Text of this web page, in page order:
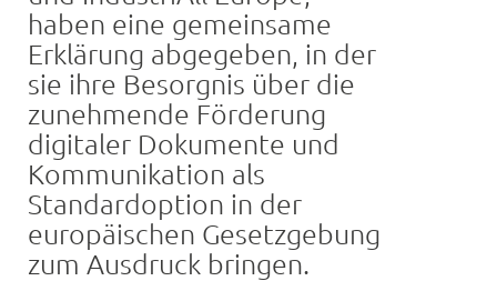
haben eine gemeinsame
Erklärung abgegeben, in der
sie ihre Besorgnis über die
zunehmende Förderung
digitaler Dokumente und
Kommunikation als
Standardoption in der
europäischen Gesetzgebung
zum Ausdruck bringen.